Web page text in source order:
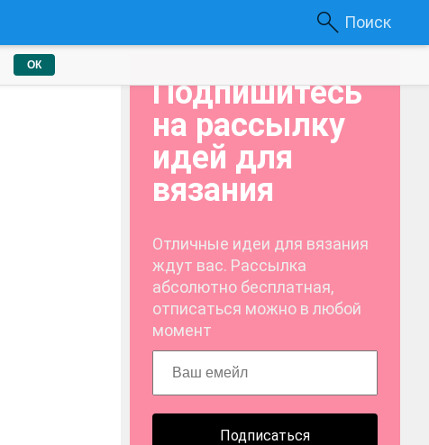
Поиск
Подпишитесь
на рассылку
идей для
вязания
Отличные идеи для вязания
ждут вас. Рассылка
абсолютно бесплатная,
отписаться можно в любой
момент
Подписаться
ОК